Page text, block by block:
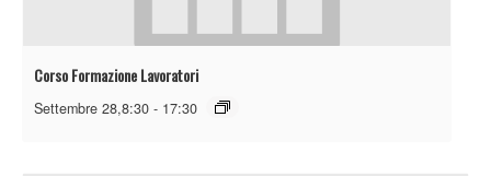
Corso Formazione Lavoratori
Settembre 28,8:30 - 17:30